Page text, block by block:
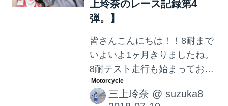
上玲奈のレース記録第4
弾。】
皆さんこんにちは！！8耐まで
いよいよ1ヶ月きりましたね。
8耐テスト走行も始まってお
り、我がチームもワクワクと
緊張感がつのってきました
三上玲奈 @ suzuka8